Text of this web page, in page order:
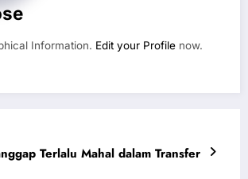
Information. Edit your Profile now.
Terlalu Mahal dalam Transfer